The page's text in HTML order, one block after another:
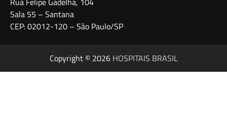
Sala 55 – Santana
CEP: 02012-120 – São Paulo/SP
Copyright © 2026 HOSPITAIS BRASIL